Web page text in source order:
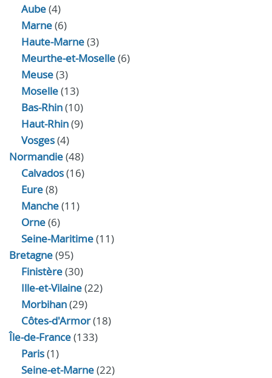
Aube(4)
Marne(6)
Haute-Marne(3)
Meurthe-et-Moselle(6)
Meuse(3)
Moselle(13)
Bas-Rhin(10)
Haut-Rhin(9)
Vosges(4)
Normandie(48)
Calvados(16)
Eure(8)
Manche(11)
Orne(6)
Seine-Maritime(11)
Bretagne(95)
Finistère(30)
Ille-et-Vilaine(22)
Morbihan(29)
Côtes-d'Armor(18)
Île-de-France(133)
Paris(1)
Seine-et-Marne(22)